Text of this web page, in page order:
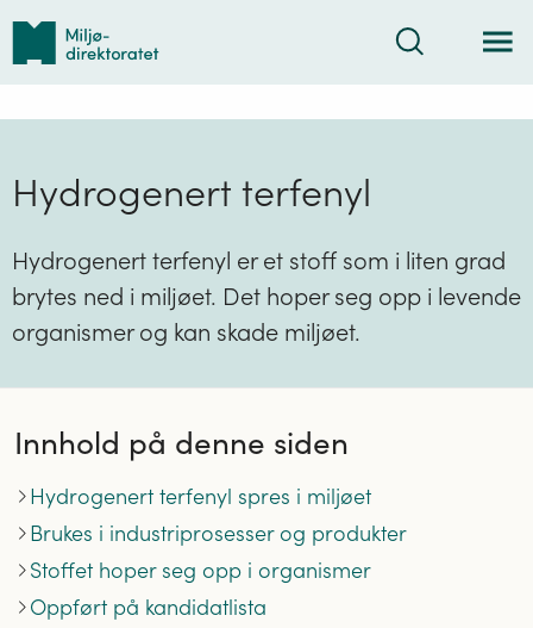
Tilbake
forsiden
Søk
Hydrogenert terfenyl
Hydrogenert terfenyl er et stoff som i liten grad
brytes ned i miljøet. Det hoper seg opp i levende
organismer og kan skade miljøet.
Innhold på denne siden
Hydrogenert terfenyl spres i miljøet
Brukes i industriprosesser og produkter
Stoffet hoper seg opp i organismer
Oppført på kandidatlista